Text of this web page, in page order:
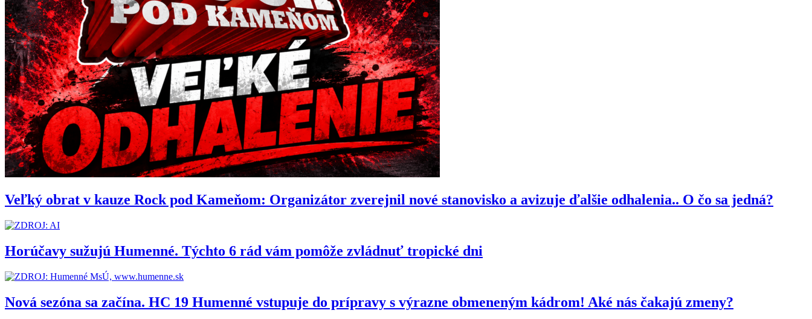
Veľký obrat v kauze Rock pod Kameňom: Organizátor zverejnil nové stanovisko a avizuje ďalšie odhalenia.. O čo sa jedná?
Horúčavy sužujú Humenné. Týchto 6 rád vám pomôže zvládnuť tropické dni
Nová sezóna sa začína. HC 19 Humenné vstupuje do prípravy s výrazne obmeneným kádrom! Aké nás čakajú zmeny?